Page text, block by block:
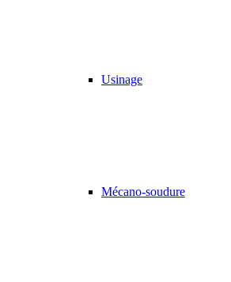
Usinage
Mécano-soudure